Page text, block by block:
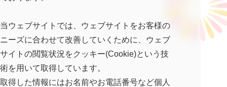
当ウェブサイトでは、ウェブサイトをお客様の
ニーズに合わせて改善していくために、ウェブ
サイトの閲覧状況をクッキー(Cookie)という技
術を用いて取得しています。
取得した情報にはお名前やお電話番号など個人